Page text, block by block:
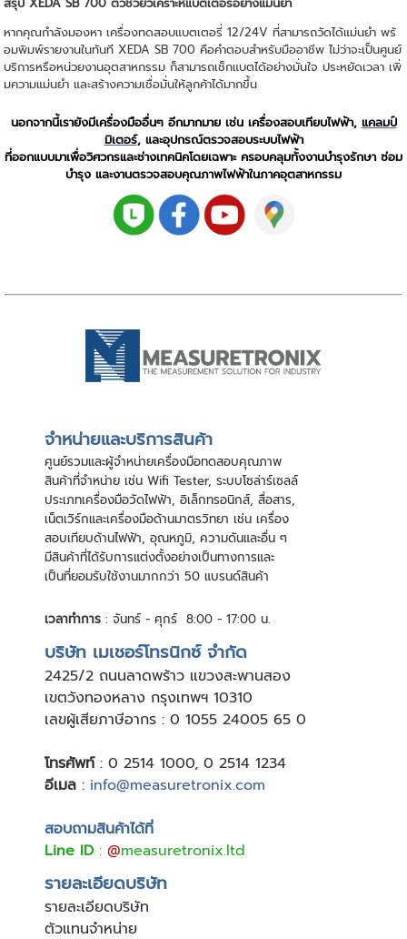
หากคุณกำลังมองหา เครื่องทดสอบแบตเตอรี่ 12/24V ที่สามารถวัดได้แม่นยำ พร้
อมพิมพ์รายงานในทันที XEDA SB 700 คือคำตอบสำหรับมืออาชีพ ไม่ว่าจะเป็นศูนย์
บริการหรือหน่วยงานอุตสาหกรรม ก็สามารถเช็กแบตได้อย่างมั่นใจ ประหยัดเวลา เพิ่
มความแม่นยำ และสร้างความเชื่อมั่นให้ลูกค้าได้มากขึ้น
นอกจากนี้เรายังมีเครื่องมืออื่นๆ อีกมากมาย เช่น เครื่องสอบเทียบไฟฟ้า, แคลมป์
มิเตอร์, และอุปกรณ์ตรวจสอบระบบไฟฟ้า
ที่ออกแบบมาเพื่อวิศวกรและช่างเทคนิคโดยเฉพาะ ครอบคลุมทั้งงานบำรุงรักษา ซ่อม
บำรุง และงานตรวจสอบคุณภาพไฟฟ้าในภาคอุตสาหกรรม
จําหน่ายและบริการสินค้า
ศูนย์รวมและผู้จําหน่ายเครื่องมือทดสอบคุณภาพ
สินค้าที่จําหน่าย เช่น Wifi Tester, ระบบโซล่าร์เซลล์
ประเภทเครื่องมือวัดไฟฟ้า, อิเล็กทรอนิกส์, สื่อสาร,
เน็ตเวิร์กและเครื่องมือด้านมาตรวิทยา เช่น เครื่อง
สอบเทียบด้านไฟฟ้า, อุณหภูมิ, ความดันและอื่น ๆ
มีสินค้าที่ได้รับการแต่งตั้งอย่างเป็นทางการและ
เป็นที่ยอมรับใช้งานมากกว่า 50 แบรนด์สินค้า
เวลาทำการ : จันทร์ - ศุกร์ 8:00 - 17:00 น.
บริษัท เมเชอร์โทรนิกซ์ จำกัด
2425/2 ถนนลาดพร้าว แขวงสะพานสอง
เขตวังทองหลาง กรุงเทพฯ 10310
เลขผู้เสียภาษีอากร : 0 1055 24005 65 0
โทรศัพท์: 0 2514 1000, 0 2514 1234
อีเมล : info@measuretronix.com
สอบถามสินค้าได้ที่
Line ID: @measuretronix.ltd
รายละเอียดบริษัท
รายละเอียดบริษัท
ตัวแทนจำหน่าย